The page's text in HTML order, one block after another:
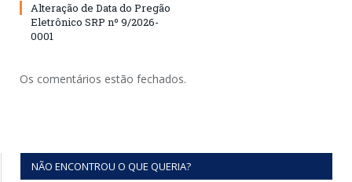
Alteração de Data do Pregão
Eletrônico SRP nº 9/2026-
0001
Os comentários estão fechados.
NÃO ENCONTROU O QUE QUERIA?